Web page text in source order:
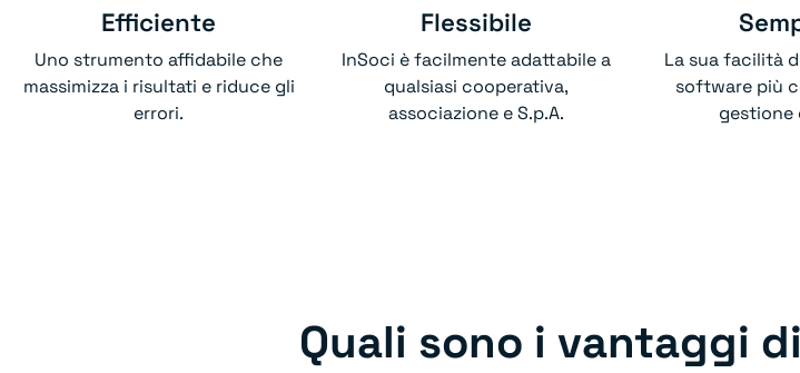
Efficiente
Uno strumento affidabile che
massimizza i risultati e riduce gli
errori.
Flessibile
InSoci è facilmente adattabile a
qualsiasi cooperativa,
associazione e S.p.A.
La sua facilità
software più
gestione
Quali sono i vantaggi